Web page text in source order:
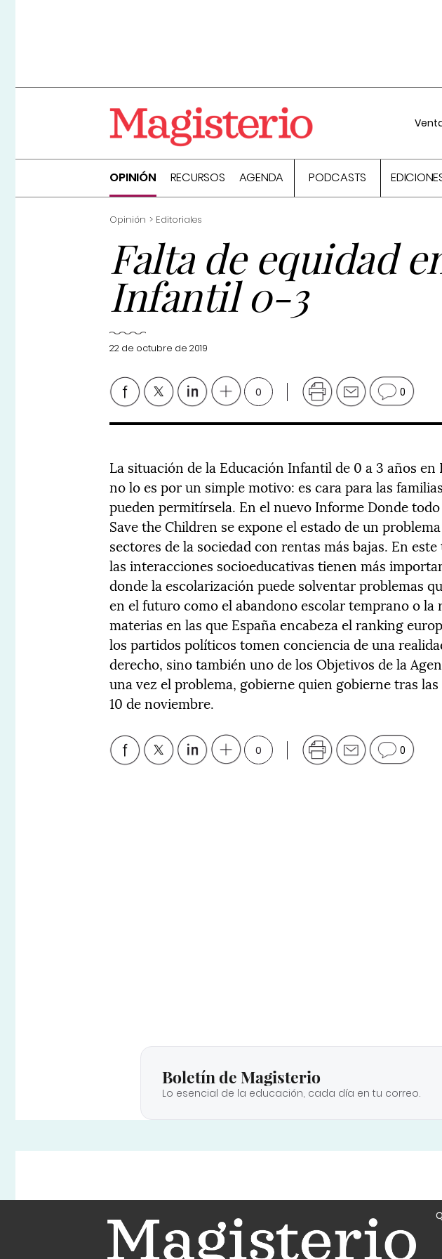
OPINIÓN RECURSOS AGENDA PODCASTS
Opinión Editoriales
Falta de equidad
Infantil 0-3
22 de octubre de 2019
0 0
La situación de la Educación Infantil de 0 a 3 años en
no lo es por un simple motivo: es cara para las
pueden permitírsela. En el nuevo Informe Donde
Save the Children se expone el estado de un
sectores de la sociedad con rentas más bajas. En
las interacciones socioeducativas tienen más
donde la escolarización puede solventar problemas
en el futuro como el abandono escolar temprano o la
materias en las que España encabeza el ranking
los partidos políticos tomen conciencia de una
derecho, sino también uno de los Objetivos de la
una vez el problema, gobierne quien gobierne tras
10 de noviembre.
0 0
Boletín de Magisterio
Lo esencial de la educación, cada día en tu correo.